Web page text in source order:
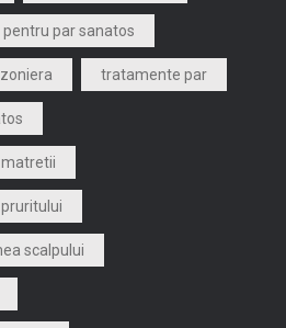
par sanatos
tratamente par
scalpului